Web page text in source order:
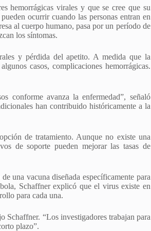
hemorrágicas virales y que se cree que su
ocurrir cuando las personas entran en
al cuerpo humano, pasa por un período de
los síntomas.
y pérdida del apetito. A medida que la
casos, complicaciones hemorrágicas.
conforme avanza la enfermedad”, señaló
han contribuido históricamente a la
de tratamiento. Aunque no existe una
de soporte pueden mejorar las tasas de
una vacuna diseñada específicamente para
Schaffner explicó que el virus existe en
para cada una.
Schaffner. “Los investigadores trabajan para
plazo”.